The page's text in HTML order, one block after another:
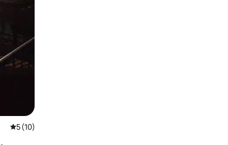
Gemiddelde beoordeling van 5 uit 5, 10 recensies
5 (10)